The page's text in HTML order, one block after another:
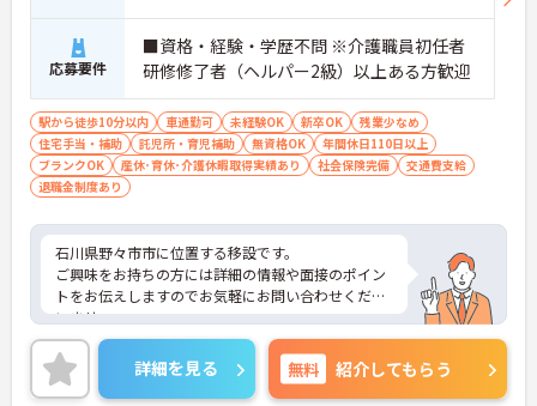
応募要件
■資格・経験・学歴不問 ※介護職員初任者
研修修了者（ヘルパー2級）以上ある方歓迎
駅から徒歩10分以内 車通勤可 未経験OK 新卒OK
残業少なめ
住宅手当・補助
託児所・育児補助 無資格OK
年間休日110日以上
ブランクOK
産休･育休･介護休暇取得実績あり 社会保険完備
交通費支給
退職金制度あり
石川県野々市市に位置する移設です。
ご興味をお持ちの方には詳細の情報や面接のポイン
トをお伝えしますのでお気軽にお問い合わせくださ
いませ。
詳細を見る 無料 紹介してもらう